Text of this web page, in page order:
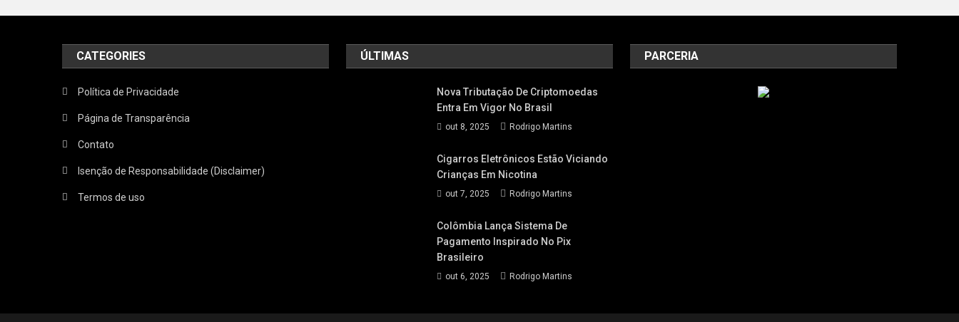
CATEGORIES
Política de Privacidade
Página de Transparência
Contato
Isenção de Responsabilidade (Disclaimer)
Termos de uso
ÚLTIMAS
Nova Tributação De Criptomoedas
Entra Em Vigor No Brasil
out 8, 2025 Rodrigo Martins
Cigarros Eletrônicos Estão Viciando
Crianças Em Nicotina
out 7, 2025 Rodrigo Martins
Colômbia Lança Sistema De
Pagamento Inspirado No Pix
Brasileiro
out 6, 2025 Rodrigo Martins
PARCERIA